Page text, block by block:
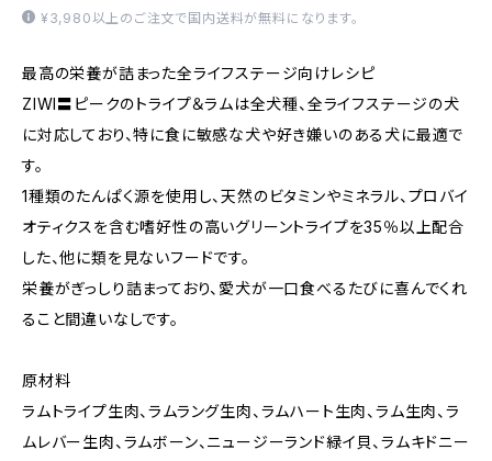
¥3,980以上のご注文で国内送料が無料になります。
最高の栄養が詰まった全ライフステージ向けレシピ
ZIWI〓ピークのトライプ＆ラムは全犬種、全ライフステージの犬
に対応しており、特に食に敏感な犬や好き嫌いのある犬に最適で
す。
1種類のたんぱく源を使用し、天然のビタミンやミネラル、プロバイ
オティクスを含む嗜好性の高いグリーントライプを35％以上配合
した、他に類を見ないフードです。
栄養がぎっしり詰まっており、愛犬が一口食べるたびに喜んでくれ
ること間違いなしです。
原材料
ラムトライプ生肉、ラムラング生肉、ラムハート生肉、ラム生肉、ラ
ムレバー生肉、ラムボーン、ニュージーランド緑イ貝、ラムキドニー